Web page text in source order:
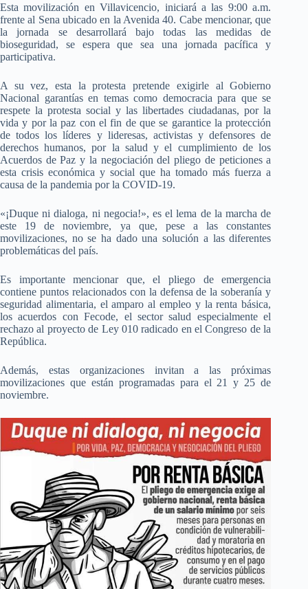
Esta movilización en Villavicencio, iniciará a las 9:00 a.m.
frente al Sena ubicado en la Avenida 40. Cabe mencionar, que
la jornada se desarrollará bajo todas las medidas de
bioseguridad, se espera que sea una jornada pacífica y
participativa.
A su vez, esta la protesta pretende exigirle al Gobierno
Nacional garantías en temas como democracia para que se
respete la protesta social y las libertades ciudadanas, por la
vida y por la paz con el fin de que se garantice la protección
de todos los líderes y lideresas, activistas y defensores de
derechos humanos, por la salud y el cumplimiento de los
Acuerdos de Paz y la negociación del pliego de peticiones a
esta crisis económica y social que ha tomado más fuerza a
causa de la pandemia por la COVID-19.
«¡Duque ni dialoga, ni negocia!», es el lema de la marcha de
este 19 de noviembre, ya que, pese a las constantes
movilizaciones, no se ha dado una solución a las diferentes
problemáticas del país.
Es importante mencionar que, el pliego de emergencia
contiene puntos relacionados con la defensa de la soberanía y
seguridad alimentaria, el amparo al empleo y la renta básica,
los acuerdos con Fecode, el sector salud especialmente el
rechazo al proyecto de Ley 010 radicado en el Congreso de la
República.
Además, estas organizaciones invitan a las próximas
movilizaciones que están programadas para el 21 y 25 de
noviembre.